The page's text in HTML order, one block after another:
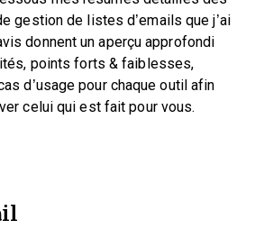
gestion de listes d’emails que j’ai
donnent un aperçu approfondi
points forts & faiblesses,
d’usage pour chaque outil afin
celui qui est fait pour vous.